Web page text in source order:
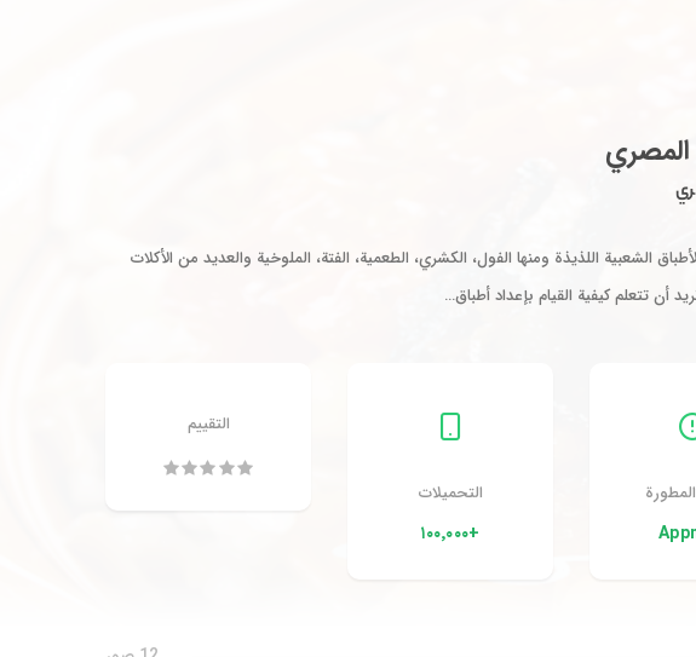
الشعبية اللذيذة ومنها الفول، الكشري، الطعمية، الفتة، الملوخية والعديد من الأكلات
تتعلم كيفية القيام بإعداد أطباق…
التحميلات
+١٠٠٬٠٠٠
التقييم